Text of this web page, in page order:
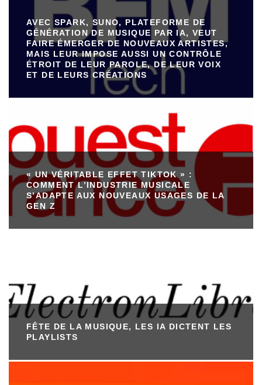
AVEC SPARK, SUNO, PLATEFORME DE
GÉNÉRATION DE MUSIQUE PAR IA, VEUT
FAIRE ÉMERGER DE NOUVEAUX ARTISTES,
MAIS LEUR IMPOSE AUSSI UN CONTRÔLE
ÉTROIT DE LEUR PAROLE, DE LEUR VOIX
ET DE LEURS CRÉATIONS
« UN VÉRITABLE EFFET TIKTOK » :
COMMENT L’INDUSTRIE MUSICALE
S’ADAPTE AUX NOUVEAUX USAGES DE LA
GEN Z
FÊTE DE LA MUSIQUE, LES IA DICTENT LES
PLAYLISTS